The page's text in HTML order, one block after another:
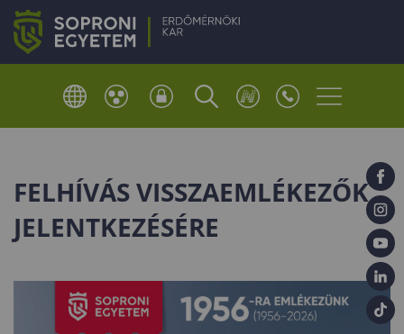
FELHÍVÁS VISSZAEMLÉKEZŐK
JELENTKEZÉSÉRE